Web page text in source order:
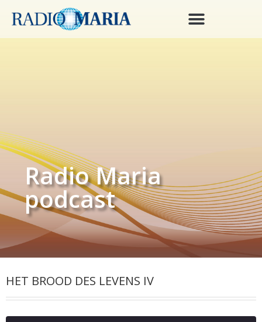
Radio Maria
podcast
HET BROOD DES LEVENS IV